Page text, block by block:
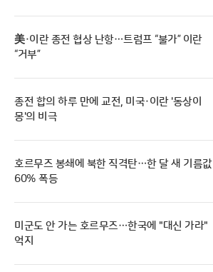
美·이란 종전 협상 난항…트럼프 “불가” 이란
“거부”
종전 합의 하루 만에 교전, 미국·이란 '동상이
몽'의 비극
호르무즈 봉쇄에 북한 직격탄…한 달 새 기름값
60% 폭등
미군도 안 가는 호르무즈…한국에 "대신 가라"
억지